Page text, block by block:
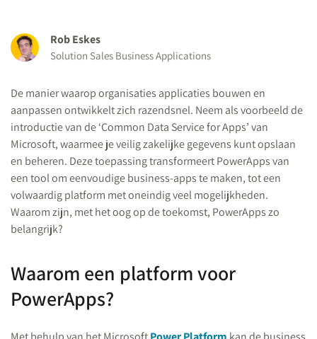
Rob Eskes
Solution Sales Business Applications
De manier waarop organisaties applicaties bouwen en
aanpassen ontwikkelt zich razendsnel. Neem als voorbeeld de
introductie van de ‘Common Data Service for Apps’ van
Microsoft, waarmee je veilig zakelijke gegevens kunt opslaan
en beheren. Deze toepassing transformeert PowerApps van
een tool om eenvoudige business-apps te maken, tot een
volwaardig platform met oneindig veel mogelijkheden.
Waarom zijn, met het oog op de toekomst, PowerApps zo
belangrijk?
Waarom een platform voor
PowerApps?